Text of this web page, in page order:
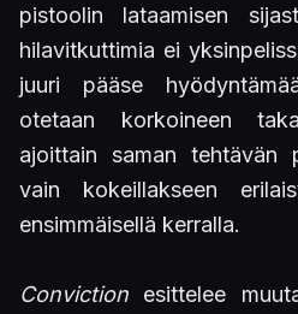
pistoolin lataamisen
hilavitkuttimia ei
juuri pääse
otetaan korkoineen
ajoittain saman tehtävän
vain kokeillakseen
ensimmäisellä kerralla.
Conviction esittelee